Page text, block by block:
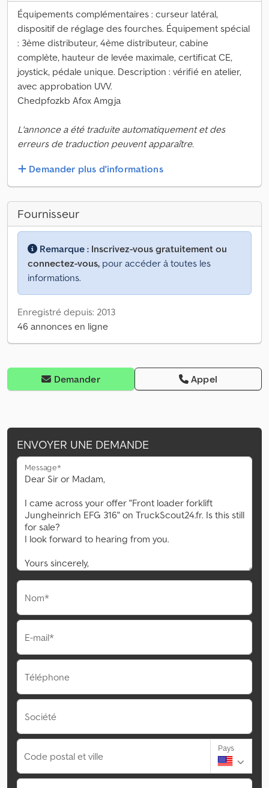
Équipements complémentaires : curseur latéral,
dispositif de réglage des fourches. Équipement spécial
: 3ème distributeur, 4ème distributeur, cabine
complète, hauteur de levée maximale, certificat CE,
joystick, pédale unique. Description : vérifié en atelier,
avec approbation UVV.
Chedpfozkb Afox Amgja
L'annonce a été traduite automatiquement et des
erreurs de traduction peuvent apparaître.
Demander plus d'informations
Fournisseur
Remarque : Inscrivez-vous gratuitement ou
connectez-vous, pour accéder à toutes les
informations.
Enregistré depuis: 2013
46 annonces en ligne
Demander Appel
ENVOYER UNE DEMANDE
Message*
Nom*
E-mail*
Téléphone
Société
Code postal et ville
Pays